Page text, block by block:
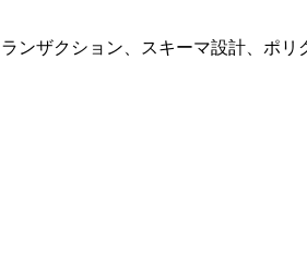
ンザクション、スキーマ設計、ポリ